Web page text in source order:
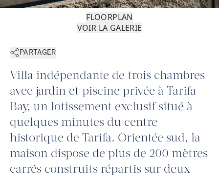
FLOORPLAN
VOIR LA GALERIE
PARTAGER
Villa indépendante de trois chambres
avec jardin et piscine privée à Tarifa
Bay, un lotissement exclusif situé à
quelques minutes du centre
historique de Tarifa. Orientée sud, la
maison dispose de plus de 200 mètres
carrés construits répartis sur deux